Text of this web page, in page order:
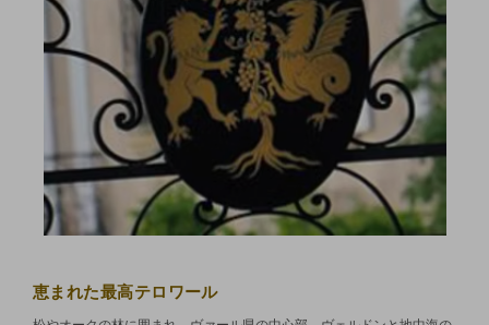
恵まれた最高テロワール